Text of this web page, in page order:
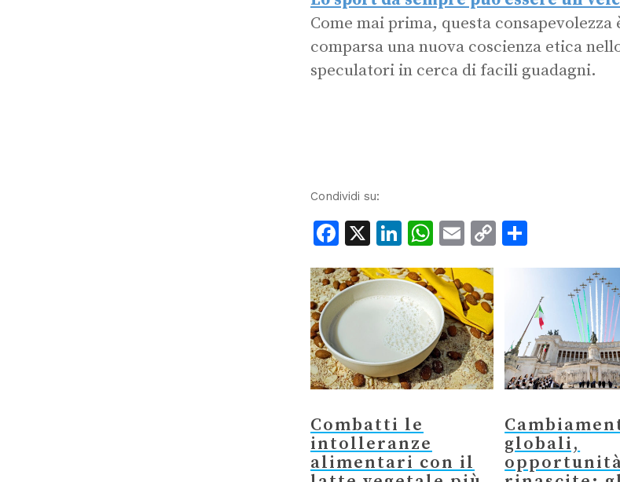
Come mai prima, questa
comparsa una nuova coscienza etica
speculatori in cerca di facili guadagni.
Condividi su:
Facebook
X LinkedIn
WhatsApp
Email
Copy
Combatti le
intolleranze
alimentari con il
globali,